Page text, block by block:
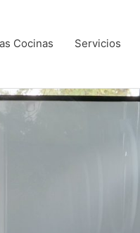
Cocinas Servicios